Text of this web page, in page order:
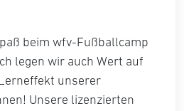
beim wfv-Fußballcamp
legen wir auch Wert auf
unserer
Unsere lizenzierten